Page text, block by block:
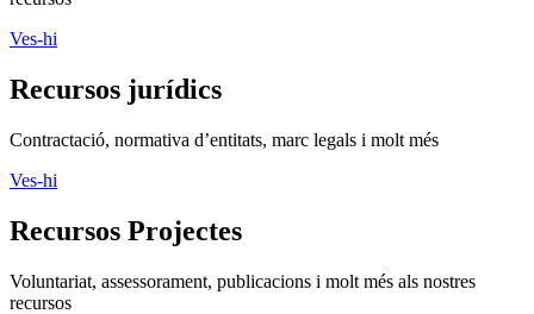
Ves-hi
Recursos jurídics
Contractació, normativa d’entitats, marc legals i molt més
Ves-hi
Recursos Projectes
Voluntariat, assessorament, publicacions i molt més als nostres
recursos